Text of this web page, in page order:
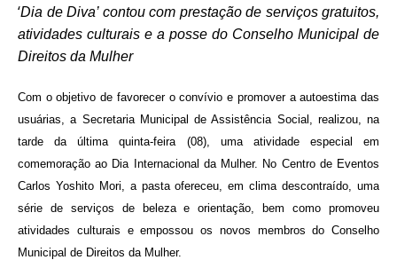
‘Dia de Diva’ contou com prestação de serviços gratuitos,
atividades culturais e a posse do Conselho Municipal de
Direitos da Mulher
Com o objetivo de favorecer o convívio e promover a autoestima das
usuárias, a Secretaria Municipal de Assistência Social, realizou, na
tarde da última quinta-feira (08), uma atividade especial em
comemoração ao Dia Internacional da Mulher. No Centro de Eventos
Carlos Yoshito Mori, a pasta ofereceu, em clima descontraído, uma
série de serviços de beleza e orientação, bem como promoveu
atividades culturais e empossou os novos membros do Conselho
Municipal de Direitos da Mulher.